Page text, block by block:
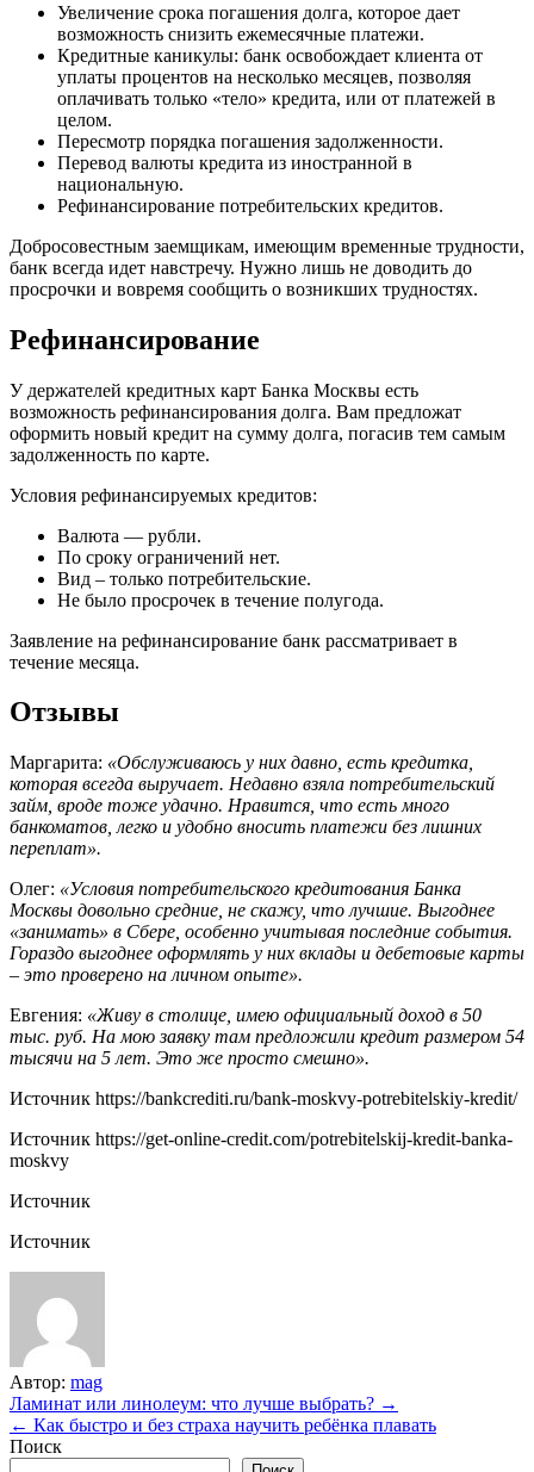
Увеличение срока погашения долга, которое дает
возможность снизить ежемесячные платежи.
Кредитные каникулы: банк освобождает клиента от
уплаты процентов на несколько месяцев, позволяя
оплачивать только «тело» кредита, или от платежей в
целом.
Пересмотр порядка погашения задолженности.
Перевод валюты кредита из иностранной в
национальную.
Рефинансирование потребительских кредитов.
Добросовестным заемщикам, имеющим временные трудности,
банк всегда идет навстречу. Нужно лишь не доводить до
просрочки и вовремя сообщить о возникших трудностях.
Рефинансирование
У держателей кредитных карт Банка Москвы есть
возможность рефинансирования долга. Вам предложат
оформить новый кредит на сумму долга, погасив тем самым
задолженность по карте.
Условия рефинансируемых кредитов:
Валюта — рубли.
По сроку ограничений нет.
Вид – только потребительские.
Не было просрочек в течение полугода.
Заявление на рефинансирование банк рассматривает в
течение месяца.
Отзывы
Маргарита: «Обслуживаюсь у них давно, есть кредитка,
которая всегда выручает. Недавно взяла потребительский
займ, вроде тоже удачно. Нравится, что есть много
банкоматов, легко и удобно вносить платежи без лишних
переплат».
Олег: «Условия потребительского кредитования Банка
Москвы довольно средние, не скажу, что лучшие. Выгоднее
«занимать» в Сбере, особенно учитывая последние события.
Гораздо выгоднее оформлять у них вклады и дебетовые карты
– это проверено на личном опыте».
Евгения: «Живу в столице, имею официальный доход в 50
тыс. руб. На мою заявку там предложили кредит размером 54
тысячи на 5 лет. Это же просто смешно».
Источник https://bankcrediti.ru/bank-moskvy-potrebitelskiy-kredit/
Источник https://get-online-credit.com/potrebitelskij-kredit-banka-
moskvy
Источник
Источник
Автор: mag
Навигация
по
Ламинат или линолеум: что лучше выбрать? →
← Как быстро и без страха научить ребёнка плавать
Поиск